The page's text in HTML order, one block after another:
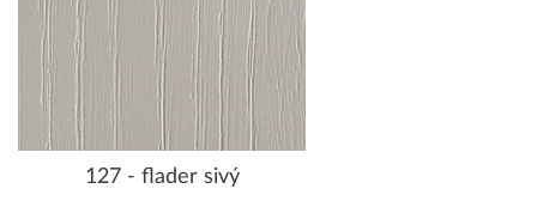
127 - flader sivý